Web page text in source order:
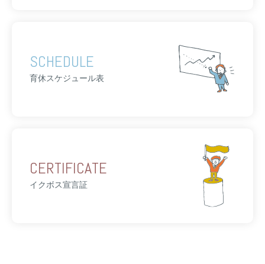
SCHEDULE
育休スケジュール表
CERTIFICATE
イクボス宣言証